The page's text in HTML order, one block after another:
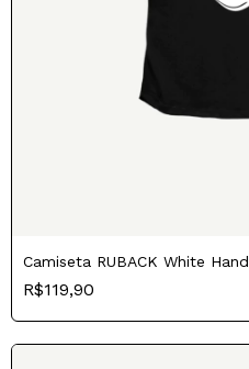
Camiseta RUBACK White Hand
R$119,90